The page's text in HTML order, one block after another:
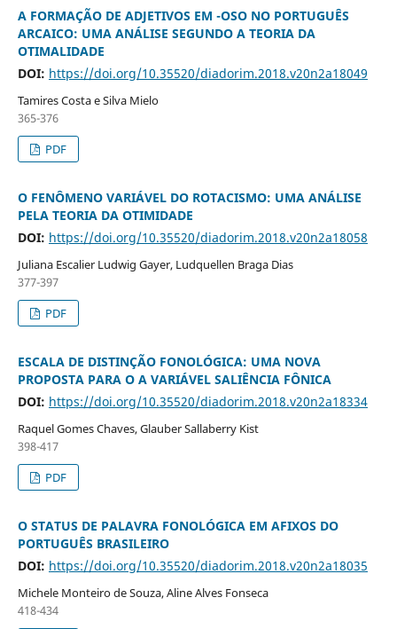
A FORMAÇÃO DE ADJETIVOS EM -OSO NO PORTUGUÊS
ARCAICO: UMA ANÁLISE SEGUNDO A TEORIA DA
OTIMALIDADE
DOI: https://doi.org/10.35520/diadorim.2018.v20n2a18049
Tamires Costa e Silva Mielo
365-376
PDF
O FENÔMENO VARIÁVEL DO ROTACISMO: UMA ANÁLISE
PELA TEORIA DA OTIMIDADE
DOI: https://doi.org/10.35520/diadorim.2018.v20n2a18058
Juliana Escalier Ludwig Gayer, Ludquellen Braga Dias
377-397
PDF
ESCALA DE DISTINÇÃO FONOLÓGICA: UMA NOVA
PROPOSTA PARA O A VARIÁVEL SALIÊNCIA FÔNICA
DOI: https://doi.org/10.35520/diadorim.2018.v20n2a18334
Raquel Gomes Chaves, Glauber Sallaberry Kist
398-417
PDF
O STATUS DE PALAVRA FONOLÓGICA EM AFIXOS DO
PORTUGUÊS BRASILEIRO
DOI: https://doi.org/10.35520/diadorim.2018.v20n2a18035
Michele Monteiro de Souza, Aline Alves Fonseca
418-434